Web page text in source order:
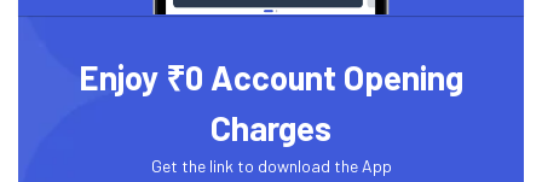
Enjoy ₹0 Account Opening
Charges
Get the link to download the App